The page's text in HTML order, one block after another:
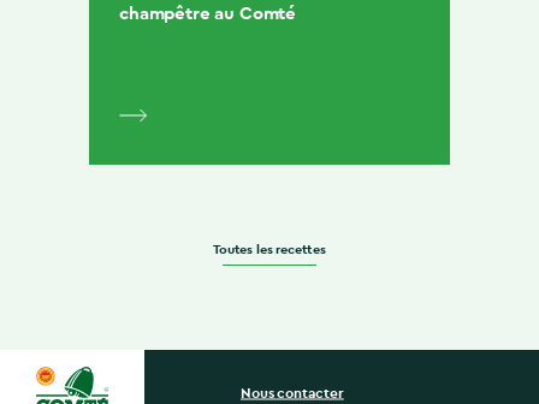
champêtre au Comté
Toutes les recettes
Nous contacter